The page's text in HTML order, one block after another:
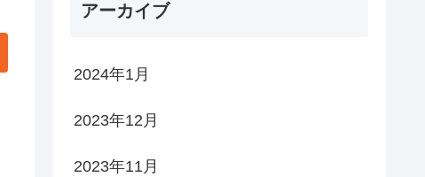
アーカイブ
2024年1月
2023年12月
2023年11月